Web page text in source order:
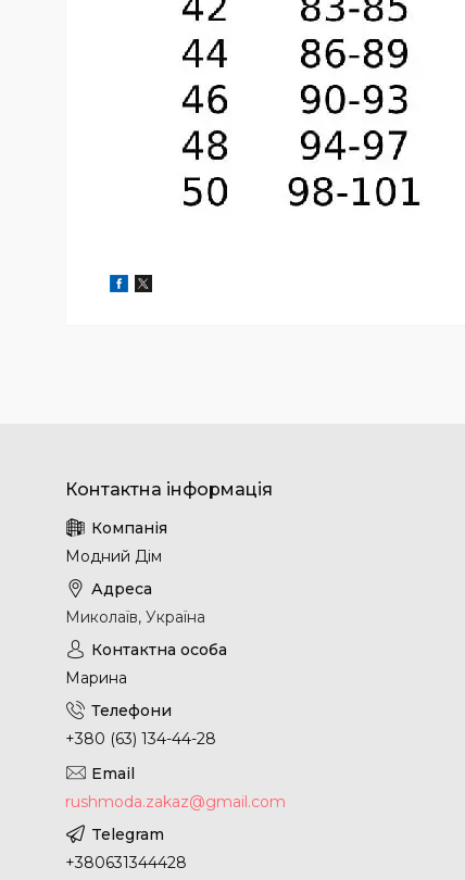
Модний Дім
Миколаїв, Україна
Марина
+380 (63) 134-44-28
rushmoda.zakaz@gmail.com
+380631344428